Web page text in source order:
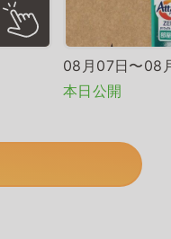
08月07日〜08
本日公開